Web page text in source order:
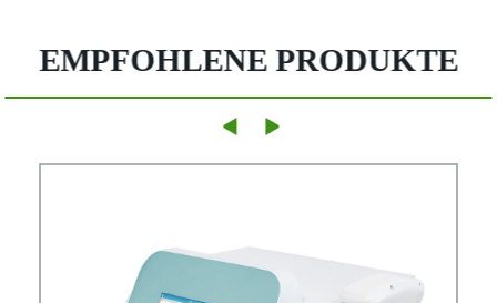
EMPFOHLENE PRODUKTE